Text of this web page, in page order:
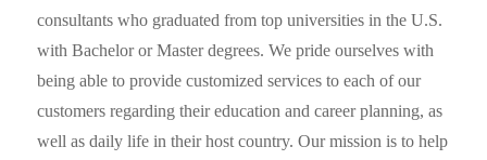
consultants who graduated from top universities in the U.S.
with Bachelor or Master degrees. We pride ourselves with
being able to provide customized services to each of our
customers regarding their education and career planning, as
well as daily life in their host country. Our mission is to help